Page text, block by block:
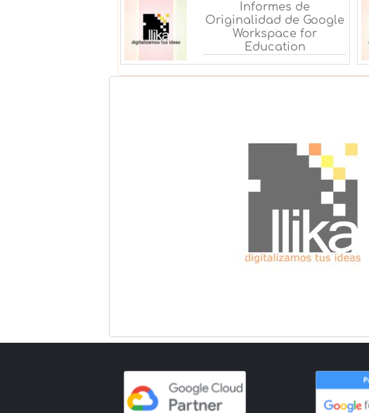
Informes de
Originalidad de Google
Workspace for
Education